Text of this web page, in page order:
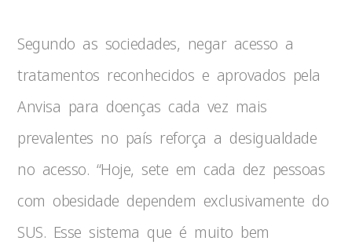
Segundo as sociedades, negar acesso a
tratamentos reconhecidos e aprovados pela
Anvisa para doenças cada vez mais
prevalentes no país reforça a desigualdade
no acesso. “Hoje, sete em cada dez pessoas
com obesidade dependem exclusivamente do
SUS. Esse sistema que é muito bem